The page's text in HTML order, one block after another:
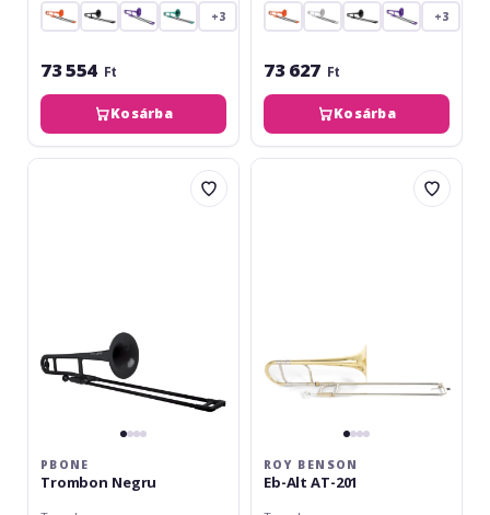
+3
73 554 Ft
Kosárba
+3
73 627 Ft
Kosárba
pBone
PBONE
Trombon Negru
Roy
ROY BENSON
Eb-Alt AT-201